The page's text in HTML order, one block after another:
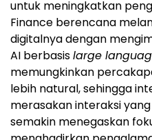
untuk meningkatkan
Finance berencana
digitalnya dengan
AI berbasislarge
memungkinkan
lebih natural, sehingga
merasakan interaksi
semakin menegaskan